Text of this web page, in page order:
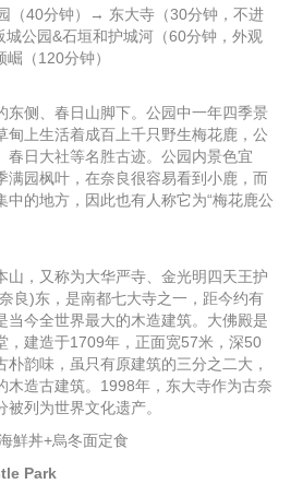
40分钟）→ 东大寺（30分钟，不进
公园&石垣和护城河（60分钟，外观
（120分钟）
东侧、春日山脚下。公园中一年四季景
甸上生活着成百上千只野生梅花鹿，公
春日大社等名胜古迹。公园内景色宜
满园枫叶，在奈良很容易看到小鹿，而
中的地方，因此也有人称它为“梅花鹿公
山，又称为大华严寺、金光明四天王护
良)东，是南都七大寺之一，距今约有
当今全世界最大的木造建筑。大佛殿是
，建造于1709年，正面宽57米，深50
韵味，虽只有原建筑的三分之二大，
木造古建筑。1998年，东大寺作为古奈
列为世界文化遗产。
鮮丼+烏冬面定食
Park